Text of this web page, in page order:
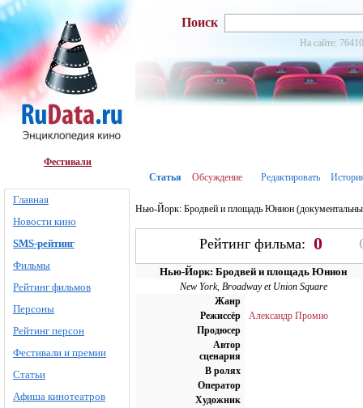
Фестивали
Главная
Новости кино
SMS-рейтинг
Фильмы
Рейтинг фильмов
Персоны
Рейтинг персон
Фестивали и премии
Статьи
Афиша кинотеатров
Поиск
На сайте:
Статья Обсуждение Редактировать
Нью-Йорк: Бродвей и площадь Юнион
Рейтинг фильма: 0
Нью-Йорк: Бродвей и площадь Юнион
New York, Broadway et Union Square
Жанр
Режиссёр
Александр Промио
Продюсер
Автор
сценария
В ролях
Оператор
Художник